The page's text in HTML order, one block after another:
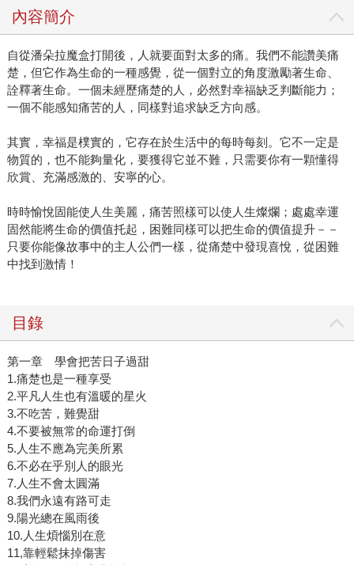
內容簡介
自從潘朵拉魔盒打開後，人就要面對太多的痛。我們不能讚美痛
楚，但它作為生命的一種感覺，從一個對立的角度激勵著生命、
詮釋著生命。一個未經歷痛楚的人，必然對幸福缺乏判斷能力；
一個不能感知痛苦的人，同樣對追求缺乏方向感。
其實，幸福是樸實的，它存在於生活中的每時每刻。它不一定是
物質的，也不能夠量化，要獲得它並不難，只需要你有一顆懂得
欣賞、充滿感激的、安寧的心。
時時愉悅固能使人生美麗，痛苦照樣可以使人生燦爛；處處幸運
固然能將生命的價值托起，困難同樣可以把生命的價值提升－－
只要你能像故事中的主人公們一樣，從痛楚中發現喜悅，從困難
中找到激情！
目錄
第一章 學會把苦日子過甜
1.痛楚也是一種享受
2.平凡人生也有溫暖的星火
3.不吃苦，難覺甜
4.不要被無常的命運打倒
5.人生不應為完美所累
6.不必在乎別人的眼光
7.人生不會太圓滿
8.我們永遠有路可走
9.陽光總在風雨後
10.人生煩惱別在意
11,靠輕鬆抹掉傷害